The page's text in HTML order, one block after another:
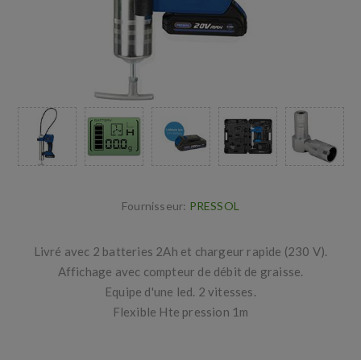
Fournisseur: PRESSOL
Livré avec 2 batteries 2Ah et chargeur rapide (230 V).
Affichage avec compteur de débit de graisse.
Equipe d'une led. 2 vitesses.
Flexible Hte pression 1m